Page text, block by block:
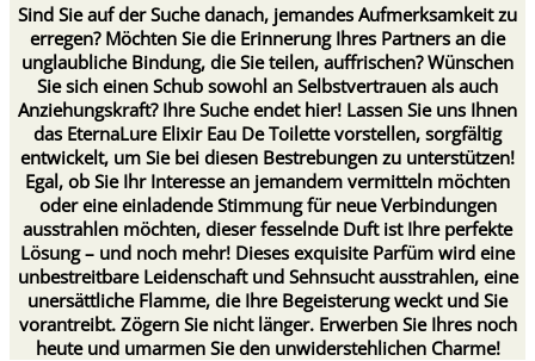
Sind Sie auf der Suche danach, jemandes Aufmerksamkeit zu
erregen? Möchten Sie die Erinnerung Ihres Partners an die
unglaubliche Bindung, die Sie teilen, auffrischen? Wünschen
Sie sich einen Schub sowohl an Selbstvertrauen als auch
Anziehungskraft? Ihre Suche endet hier! Lassen Sie uns Ihnen
das EternaLure Elixir Eau De Toilette vorstellen, sorgfältig
entwickelt, um Sie bei diesen Bestrebungen zu unterstützen!
Egal, ob Sie Ihr Interesse an jemandem vermitteln möchten
oder eine einladende Stimmung für neue Verbindungen
ausstrahlen möchten, dieser fesselnde Duft ist Ihre perfekte
Lösung – und noch mehr! Dieses exquisite Parfüm wird eine
unbestreitbare Leidenschaft und Sehnsucht ausstrahlen, eine
unersättliche Flamme, die Ihre Begeisterung weckt und Sie
vorantreibt. Zögern Sie nicht länger. Erwerben Sie Ihres noch
heute und umarmen Sie den unwiderstehlichen Charme!